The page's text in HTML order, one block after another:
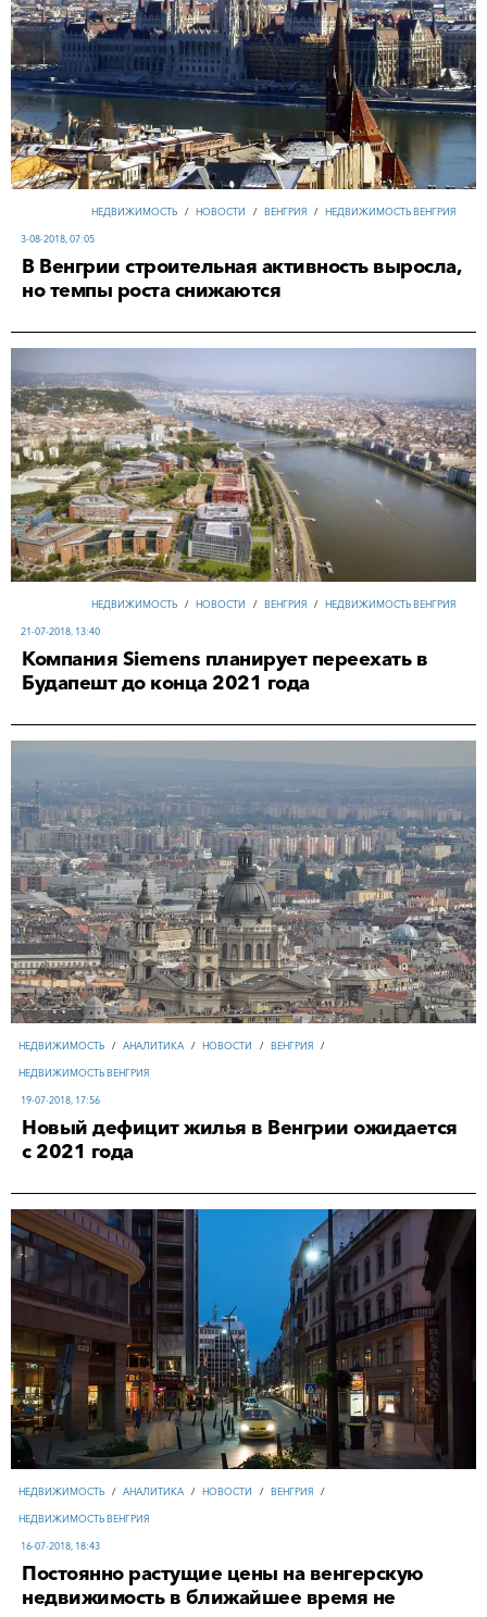
НЕДВИЖИМОСТЬ / НОВОСТИ / ВЕНГРИЯ / НЕДВИЖИМОСТЬ ВЕНГРИЯ
3-08-2018, 07:05
В Венгрии строительная активность выросла,
но темпы роста снижаются
НЕДВИЖИМОСТЬ / НОВОСТИ / ВЕНГРИЯ / НЕДВИЖИМОСТЬ ВЕНГРИЯ
21-07-2018, 13:40
Компания Siemens планирует переехать в
Будапешт до конца 2021 года
НЕДВИЖИМОСТЬ / АНАЛИТИКА / НОВОСТИ / ВЕНГРИЯ /
НЕДВИЖИМОСТЬ ВЕНГРИЯ
19-07-2018, 17:56
Новый дефицит жилья в Венгрии ожидается
с 2021 года
НЕДВИЖИМОСТЬ / АНАЛИТИКА / НОВОСТИ / ВЕНГРИЯ /
НЕДВИЖИМОСТЬ ВЕНГРИЯ
16-07-2018, 18:43
Постоянно растущие цены на венгерскую
недвижимость в ближайшее время не